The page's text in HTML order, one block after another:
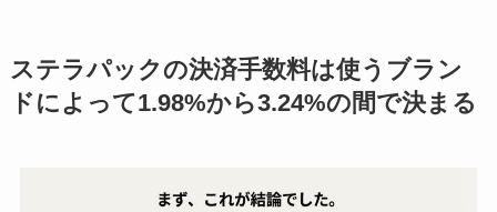
ステラパックの決済手数料は使うブラン
ドによって1.98%から3.24%の間で決まる